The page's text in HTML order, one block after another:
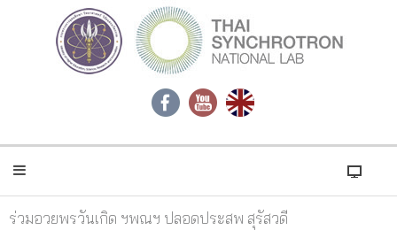
ร่วมอวยพรวันเกิด ฯพณฯ ปลอดประสพ สุรัสวดี